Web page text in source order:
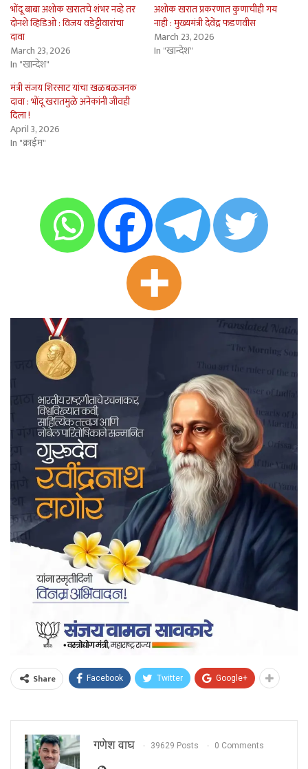
भोंदू बाबा अशोक खरातचे शंभर नव्हे तर
दोनशे व्हिडिओ : विजय वडेट्टीवारांचा
दावा
March 23, 2026
In "खान्देश"
अशोक खरात प्रकरणात कुणाचीही गय
नाही : मुख्यमंत्री देवेंद्र फडणवीस
March 23, 2026
In "खान्देश"
मंत्री संजय शिरसाट यांचा खळबळजनक
दावा : भोंदू खरातमुळे अनेकांनी जीवही
दिला !
April 3, 2026
In "क्राईम"
Share Facebook Twitter Google+
गणेश वाघ 39629 Posts 0 Comments